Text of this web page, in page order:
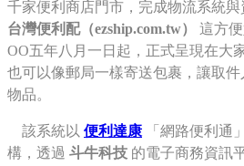
千家便利商店門市，完成物流系統
台灣便利配（ezship.com.tw）
這方
OO五年八月一日起，正式呈現在大
也可以像郵局一樣寄送包裹，讓取
物品。
該系統以 便利達康 「網路便利通
構，透過 斗牛科技 的電子商務資訊